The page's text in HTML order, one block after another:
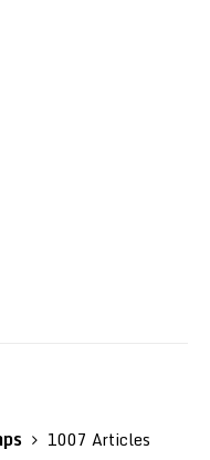
1007 Articles